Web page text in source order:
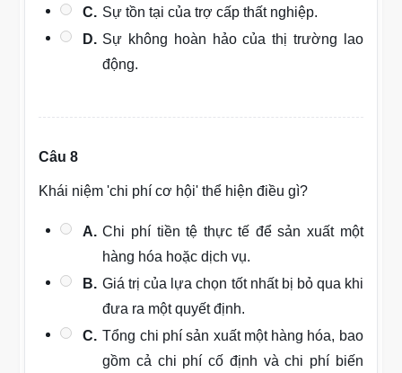
C. Sự tồn tại của trợ cấp thất nghiệp.
D. Sự không hoàn hảo của thị trường lao
động.
Câu 8
Khái niệm 'chi phí cơ hội' thể hiện điều gì?
A. Chi phí tiền tệ thực tế để sản xuất một
hàng hóa hoặc dịch vụ.
B. Giá trị của lựa chọn tốt nhất bị bỏ qua khi
đưa ra một quyết định.
C. Tổng chi phí sản xuất một hàng hóa, bao
gồm cả chi phí cố định và chi phí biến